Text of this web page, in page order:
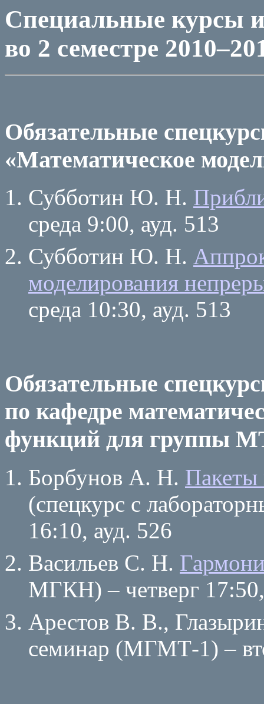
Специальные курсы
во 2 семестре
Обязательные
«Математическое
Субботин Ю. Н.
среда 9:00, ауд. 513
Субботин Ю. Н.
моделирования
среда 10:30, ауд. 513
Обязательные
по кафедре
функций для группы
Борбунов А. Н.
(спецкурс с
16:10, ауд. 526
Васильев С. Н.
МГКН) – четверг
Арестов В. В.,
семинар (МГМТ-1) –